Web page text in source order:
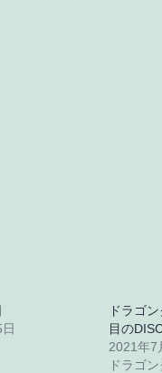
ドラゴ
目の
2021年7
ドラゴ